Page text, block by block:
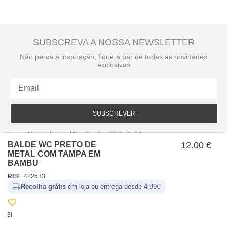
BALDE WC PRETO DE
METAL COM TAMPA EM
BAMBU
12.00 €
REF 422583
Recolha grátis em loja ou entrega desde 4,99€
3l
SUBSCREVA A NOSSA NEWSLETTER
Não perca a inspiração, fique a par de todas as novidades
exclusivas
SUBSCREVER
Li e aceito a política de privacidade da hôma.
Política de privacidade